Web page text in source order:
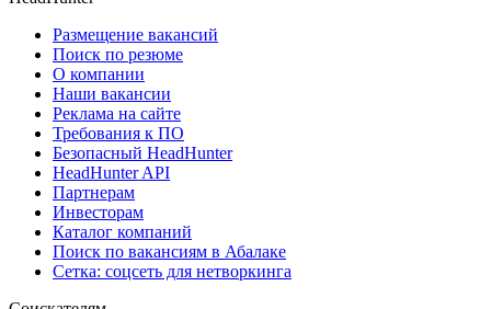
Размещение вакансий
Поиск по резюме
О компании
Наши вакансии
Реклама на сайте
Требования к ПО
Безопасный HeadHunter
HeadHunter API
Партнерам
Инвесторам
Каталог компаний
Поиск по вакансиям в Абалаке
Сетка: соцсеть для нетворкинга